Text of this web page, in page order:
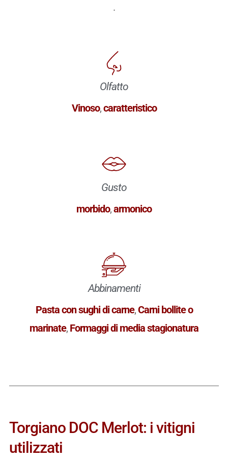
.
Olfatto
Vinoso,caratteristico
Gusto
morbido,armonico
Abbinamenti
Pasta con sughi di carne,Carni bollite o
marinate, Formaggi di media stagionatura
Torgiano DOC Merlot: i vitigni
utilizzati